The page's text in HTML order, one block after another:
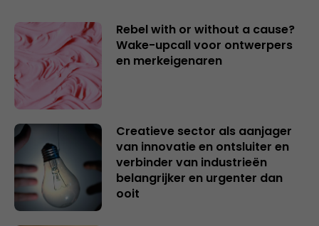
Rebel with or without a cause?
Wake-upcall voor ontwerpers
en merkeigenaren
Creatieve sector als aanjager
van innovatie en ontsluiter en
verbinder van industrieën
belangrijker en urgenter dan
ooit